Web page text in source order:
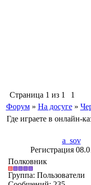
Страница 1 из 1
1
Форум » На досуге »
Где играете в онлайн-
a_sov
Регистрация
Полковник
Группа: Пользователи